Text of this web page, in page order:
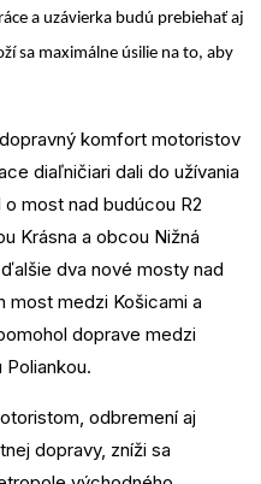
a uzávierka budú prebiehať aj
sa maximálne úsilie na to, aby
komfort motoristov
diaľničiari dali do užívania
most nad budúcou R2
Krásna a obcou Nižná
dva nové mosty nad
most medzi Košicami a
doprave medzi
odbremení aj
dopravy, zníži sa